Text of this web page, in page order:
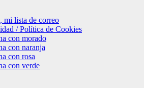
mi lista de correo
/ Política de Cookies
con morado
con naranja
con rosa
con verde